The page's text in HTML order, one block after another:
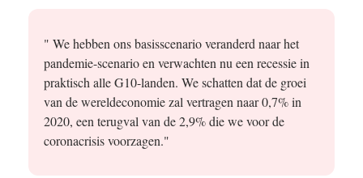
" We hebben ons basisscenario veranderd naar het
pandemie-scenario en verwachten nu een recessie in
praktisch alle G10-landen. We schatten dat de groei
van de wereldeconomie zal vertragen naar 0,7% in
2020, een terugval van de 2,9% die we voor de
coronacrisis voorzagen."